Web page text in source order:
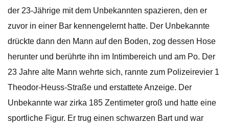
der 23-Jährige mit dem Unbekannten spazieren, den er
zuvor in einer Bar kennengelernt hatte. Der Unbekannte
drückte dann den Mann auf den Boden, zog dessen Hose
herunter und berührte ihn im Intimbereich und am Po. Der
23 Jahre alte Mann wehrte sich, rannte zum Polizeirevier 1
Theodor-Heuss-Straße und erstattete Anzeige. Der
Unbekannte war zirka 185 Zentimeter groß und hatte eine
sportliche Figur. Er trug einen schwarzen Bart und war